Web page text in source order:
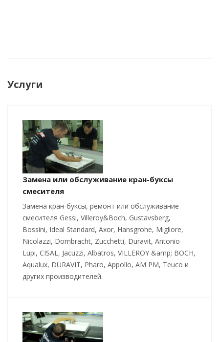
Услуги
Замена или обслуживание кран-буксы
смесителя
Замена кран-буксы, ремонт или обслуживание
смесителя Gessi, Villeroy&Boch, Gustavsberg,
Bossini, Ideal Standard, Axor, Hansgrohe, Migliore,
Nicolazzi, Dornbracht, Zucchetti, Duravit, Antonio
Lupi, CISAL, Jacuzzi, Albatros, VILLEROY &amp; BOCH,
Aqualux, DURAVIT, Pharo, Appollo, AM PM, Teuco и
других производителей.